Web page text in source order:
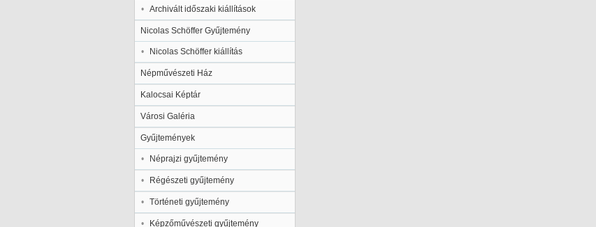
Archivált időszaki kiállítások
Nicolas Schöffer Gyűjtemény
Nicolas Schöffer kiállítás
Népművészeti Ház
Kalocsai Képtár
Városi Galéria
Gyűjtemények
Néprajzi gyűjtemény
Régészeti gyűjtemény
Történeti gyűjtemény
Képzőművészeti gyűjtemény